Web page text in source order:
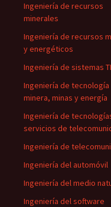
Ingeniería de recursos
minerales
Ingeniería de recursos
y energéticos
Ingeniería de sistemas
Ingeniería de tecnología
minera, minas y energía
Ingeniería de
servicios de
Ingeniería de
Ingeniería del automóvil
Ingeniería del medio
Ingeniería del software